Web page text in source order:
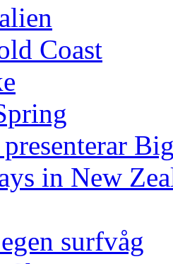
Coast
in New
surfvåg